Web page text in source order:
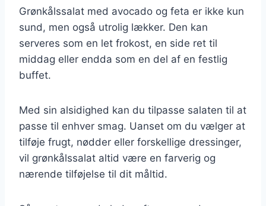
Grønkålssalat med avocado og feta er ikke kun
sund, men også utrolig lækker. Den kan
serveres som en let frokost, en side ret til
middag eller endda som en del af en festlig
buffet.
Med sin alsidighed kan du tilpasse salaten til at
passe til enhver smag. Uanset om du vælger at
tilføje frugt, nødder eller forskellige dressinger,
vil grønkålssalat altid være en farverig og
nærende tilføjelse til dit måltid.